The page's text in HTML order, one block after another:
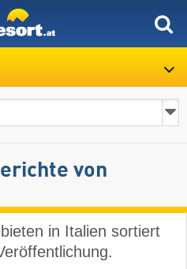
von
in Italien sortiert